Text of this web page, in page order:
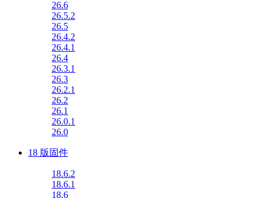
26.6
26.5.2
26.5
26.4.2
26.4.1
26.4
26.3.1
26.3
26.2.1
26.2
26.1
26.0.1
26.0
18 版固件
18.6.2
18.6.1
18.6